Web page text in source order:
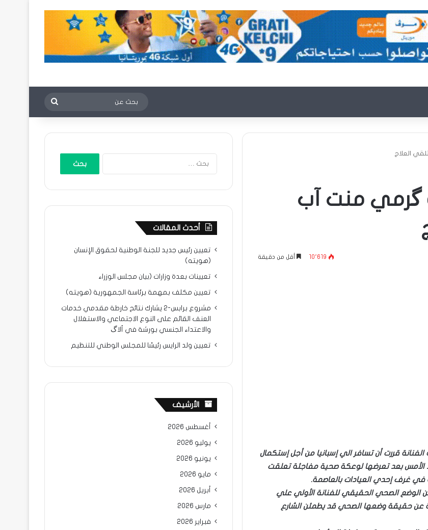
بحث
عن
العلاج
گرمي منت آب
10٬619 أقل من دقيقة
قررت أن تسافر الي إسبانيا من أجل إستكمال
الأمس بعد تعرضها لوعكة صحية مفاجئة تعلقت
غرف إحدي العيادات بالعاصمة.
الوضع الصحي الحقيقي للفنانة الأولي علي
عن حقيقة وضعها الصحي قد يطمئن الشارع
أحدث المقالات
تعيين رئيس جديد للجنة الوطنية لحقوق الإنسان
(هويته)
تعيينات بعدة وزارات (بيان مجلس الوزراء
تعيين مكلف بمهمة برئاسة الجمهورية (هويته)
مشروع برابس-2 يشارك نتائح خارطة مقدمي خدمات
العنف القائم على النوع الاجتماعي والاستغلال
والاعتداء الجنسي بورشة في ألاگ
تعيين ولد الرايس رئيسًا للمجلس الوطني للتنظيم
الأرشيف
أغسطس 2026
يوليو 2026
يونيو 2026
مايو 2026
أبريل 2026
مارس 2026
فبراير 2026